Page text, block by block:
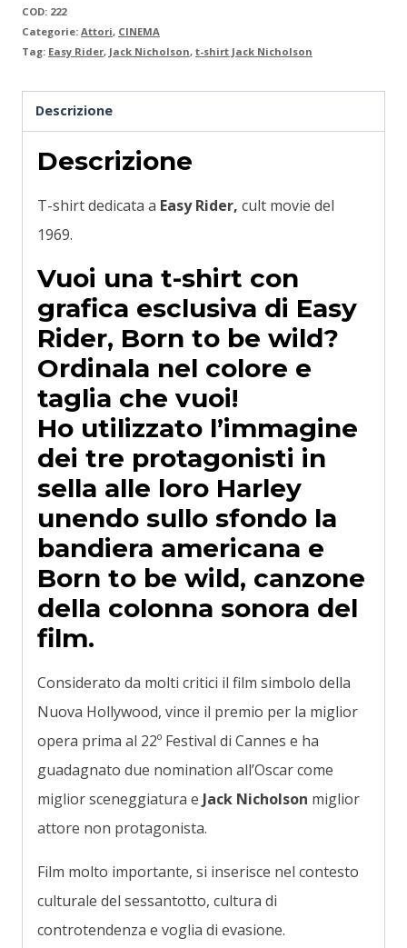
COD: 222
Categorie: Attori, CINEMA
Tag: Easy Rider, Jack Nicholson, t-shirt Jack Nicholson
Descrizione
Descrizione
T-shirt dedicata a Easy Rider, cult movie del
1969.
Vuoi una t-shirt con
grafica esclusiva di Easy
Rider, Born to be wild?
Ordinala nel colore e
taglia che vuoi!
Ho utilizzato l’immagine
dei tre protagonisti in
sella alle loro Harley
unendo sullo sfondo la
bandiera americana e
Born to be wild, canzone
della colonna sonora del
film.
Considerato da molti critici il film simbolo della
Nuova Hollywood, vince il premio per la miglior
opera prima al 22º Festival di Cannes e ha
guadagnato due nomination all’Oscar come
miglior sceneggiatura e Jack Nicholson miglior
attore non protagonista.
Film molto importante, si inserisce nel contesto
culturale del sessantotto, cultura di
controtendenza e voglia di evasione.